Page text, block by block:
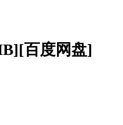
百度网盘]